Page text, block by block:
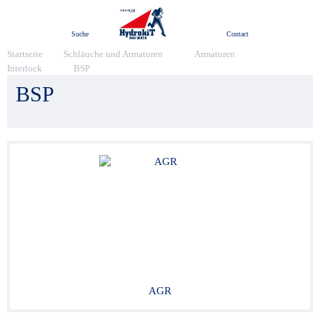
Suche Contact
Startseite Schläuche und Armaturen
Armaturen
Interlock
BSP
BSP
AGR